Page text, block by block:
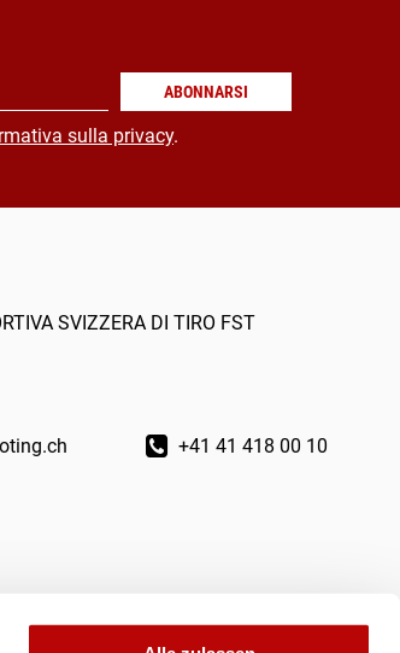
ABONNARSI
sulla privacy.
SVIZZERA DI TIRO FST
+41 41 418 00 10